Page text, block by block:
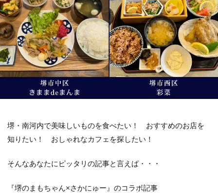
堺・南河内で美味しいものを食べたい！ おすすめのお店を
知りたい！ おしゃれなカフェを探したい！
そんなあなたにピッタリの記事と言えば・・・
『堺のまもちゃん×さかにゅー』のコラボ記事